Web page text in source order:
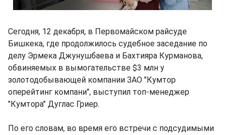
Сегодня, 12 декабря, в Первомайском райсуде
Бишкека, где продолжилось судебное заседание по
делу Эрмека Джунушбаева и Бахтияра Курманова,
обвиняемых в вымогательстве $3 млн у
золотодобывающей компании ЗАО "Кумтор
оперейтинг компани", выступил топ-менеджер
"Кумтора" Дуглас Гриер.
По его словам, во время его встречи с подсудимыми